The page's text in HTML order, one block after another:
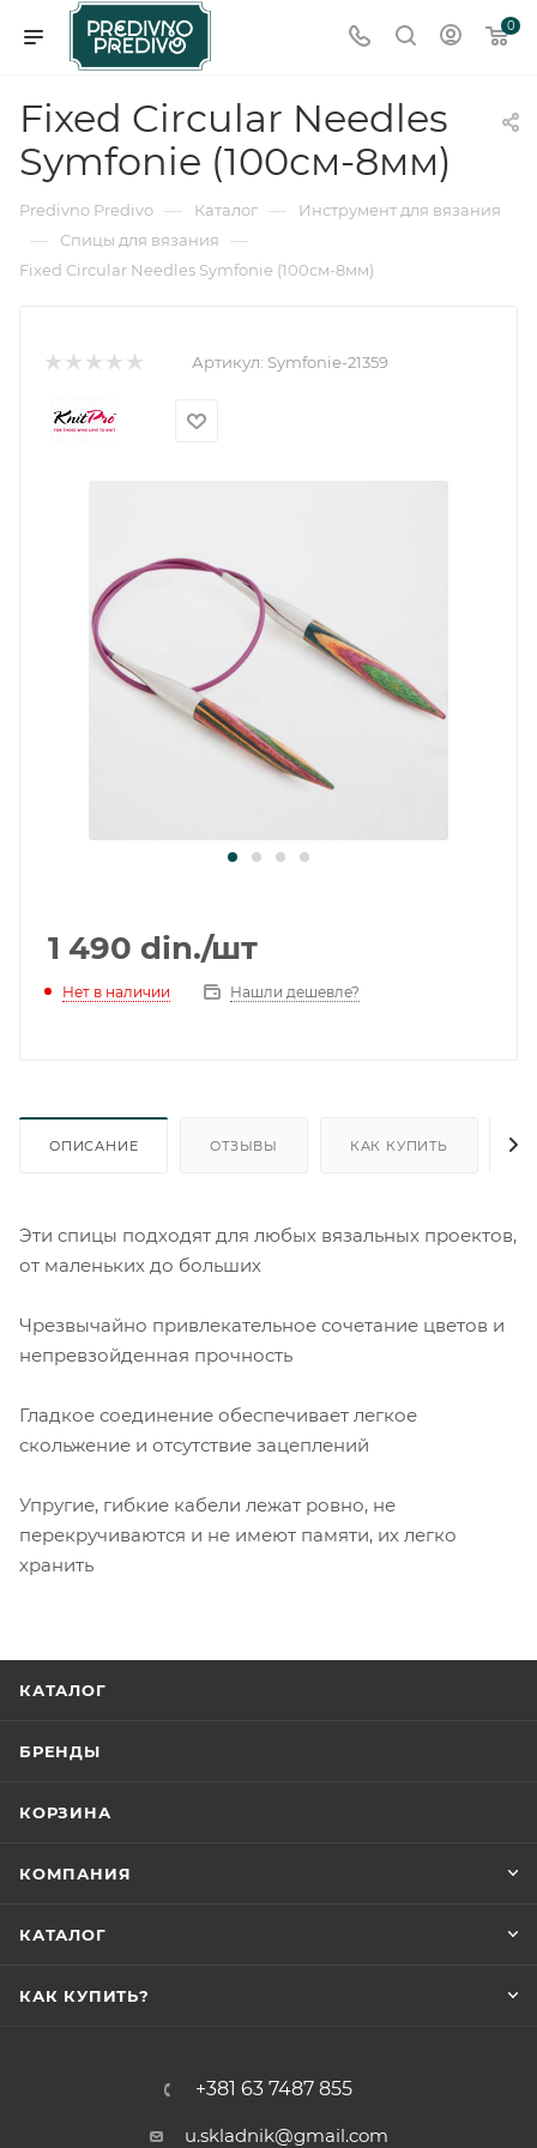
0
Fixed Circular Needles
Symfonie (100см-8мм)
Predivno Predivo — Каталог — Инструмент для вязания
— Спицы для вязания —
Fixed Circular Needles Symfonie (100см-8мм)
Артикул: Symfonie-21359
1 490 din./шт
Нет в наличии Нашли дешевле?
ОПИСАНИЕ ОТЗЫВЫ КАК КУПИТЬ
Эти спицы подходят для любых вязальных проектов,
от маленьких до больших
Чрезвычайно привлекательное сочетание цветов и
непревзойденная прочность
Гладкое соединение обеспечивает легкое
скольжение и отсутствие зацеплений
Упругие, гибкие кабели лежат ровно, не
перекручиваются и не имеют памяти, их легко
хранить
КАТАЛОГ
БРЕНДЫ
КОРЗИНА
КОМПАНИЯ
КАТАЛОГ
КАК КУПИТЬ?
+381 63 7487 855
u.skladnik@gmail.com